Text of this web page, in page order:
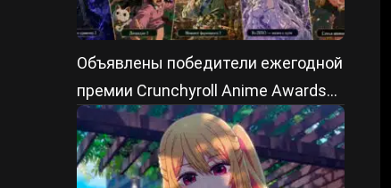
Объявлены победители ежегодной
премии Crunchyroll Anime Awards
2026